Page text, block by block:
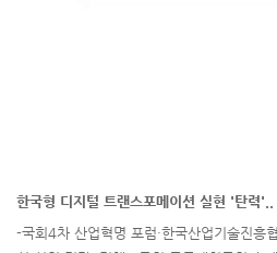
한국형 디지털 트랜스포메이션 실현 '탄력'..
-국회4차 산업혁명 포럼·한국산업기술진흥